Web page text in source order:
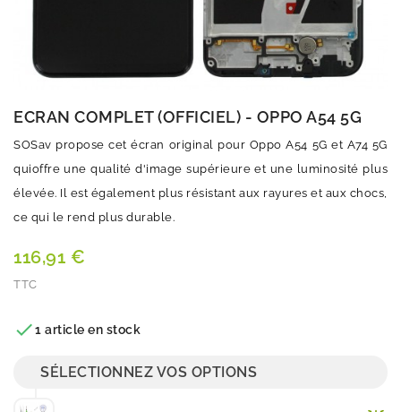
ECRAN COMPLET (OFFICIEL) - OPPO A54 5G
SOSav propose cet écran original pour Oppo A54 5G et A74 5G
quioffre une qualité d'image supérieure et une luminosité plus
élevée. Il est également plus résistant aux rayures et aux chocs,
ce qui le rend plus durable.
116,91 €
TTC
1 article en stock
SÉLECTIONNEZ VOS OPTIONS